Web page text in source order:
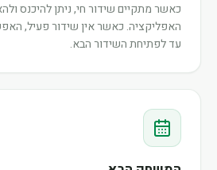
כאשר מתקיים שידור חי, ניתן להיכנס
האפליקציה. כאשר אין שידור פעיל,
עד לפתיחת השידור הבא.